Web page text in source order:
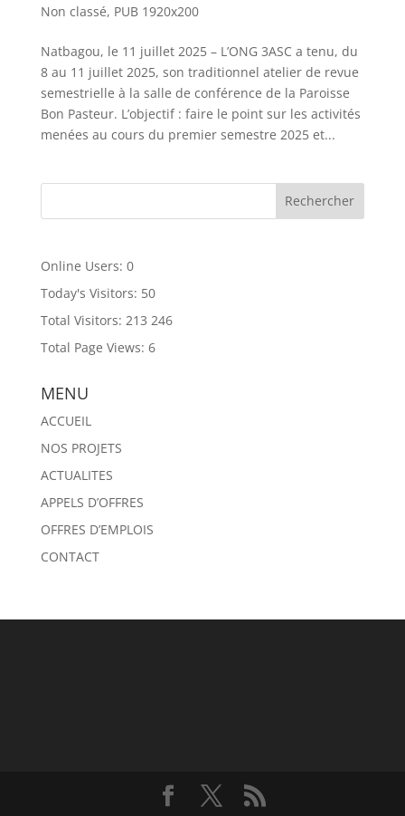
Non classé, PUB 1920x200
Natbagou, le 11 juillet 2025 – L’ONG 3ASC a tenu, du
8 au 11 juillet 2025, son traditionnel atelier de revue
semestrielle à la salle de conférence de la Paroisse
Bon Pasteur. L’objectif : faire le point sur les activités
menées au cours du premier semestre 2025 et...
Online Users: 0
Today's Visitors: 50
Total Visitors: 213 246
Total Page Views: 6
MENU
ACCUEIL
NOS PROJETS
ACTUALITES
APPELS D’OFFRES
OFFRES D’EMPLOIS
CONTACT